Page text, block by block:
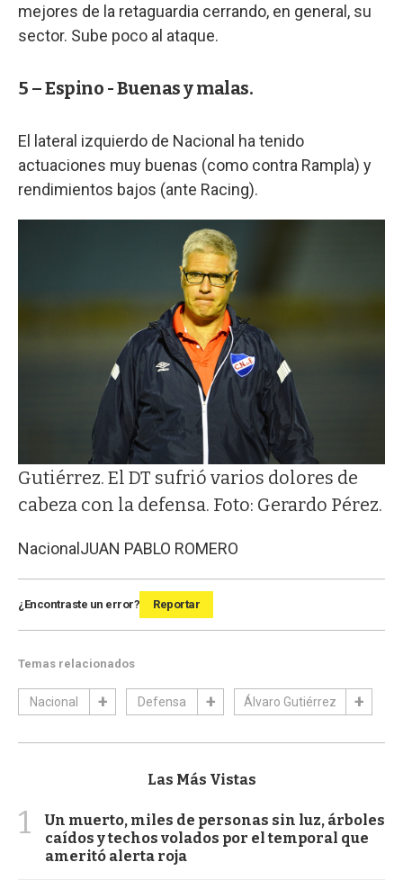
mejores de la retaguardia cerrando, en general, su
sector. Sube poco al ataque.
5 – Espino - Buenas y malas.
El lateral izquierdo de Nacional ha tenido
actuaciones muy buenas (como contra Rampla) y
rendimientos bajos (ante Racing).
Gutiérrez. El DT sufrió varios dolores de
cabeza con la defensa. Foto: Gerardo Pérez.
Nacional JUAN PABLO ROMERO
¿Encontraste un error? Reportar
Temas relacionados
Nacional Defensa Álvaro Gutiérrez
Las Más Vistas
1
Un muerto, miles de personas sin luz, árboles
caídos y techos volados por el temporal que
ameritó alerta roja